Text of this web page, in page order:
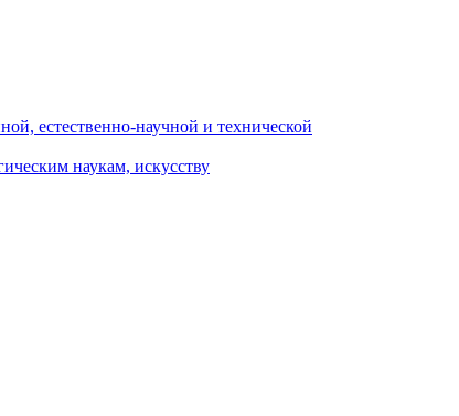
естественно-научной и технической
наукам, искусству